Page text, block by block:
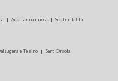
Adotta una mucca Sostenibilità
e Tesino Sant'Orsola